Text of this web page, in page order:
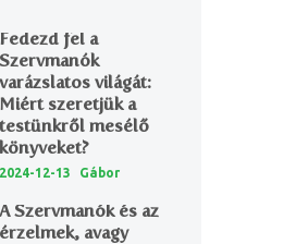
Fedezd fel a
Szervmanók
varázslatos világát:
Miért szeretjük a
testünkről mesélő
könyveket?
2024-12-13 Gábor
A Szervmanók és az
érzelmek, avagy